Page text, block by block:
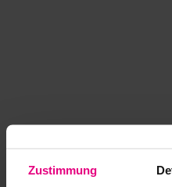
Zustimmung